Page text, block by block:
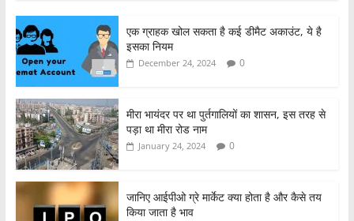
c
e
b
o
o
k
itt
er s
A
p
e
एक ग्राहक खोल सकता है कई डीमैट अकाउंट, ये है
इसका नियम
December 24, 2024 0
मीरा भायंदर पर था पुर्तगालियों का शासन, इस तरह से
पड़ा था मीरा रोड नाम
January 24, 2024 0
जानिए आईपीओ ग्रे मार्केट क्या होता है और कैसे तय
किया जाता है भाव